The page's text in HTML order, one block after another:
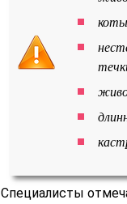
Специалисты